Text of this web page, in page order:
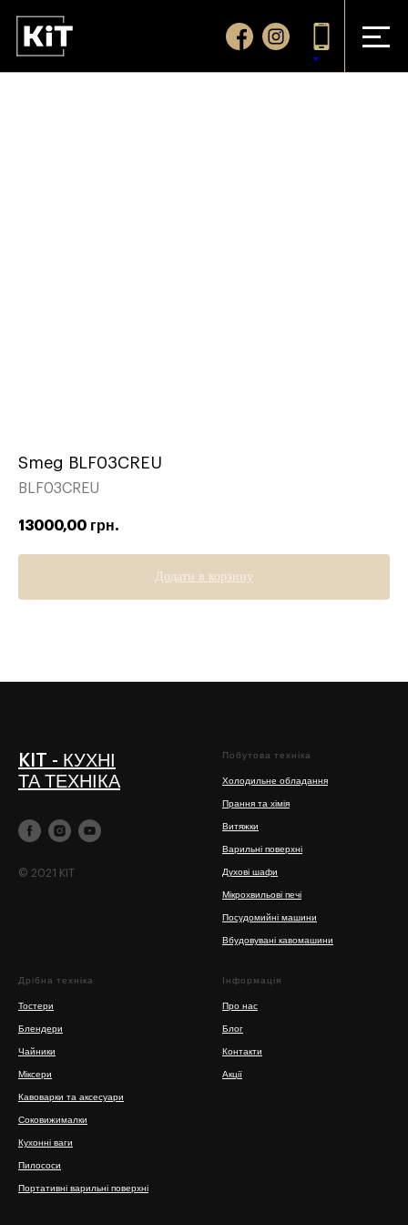
Smeg BLF03CREU
BLF03CREU
13000,00 грн.
Додати в корзину
KIT - КУХНІ
ТА ТЕХНІКА
© 2021 KIT
Побутова техніка
Холодильне обладання
Прання та хімія
Витяжки
Варильні поверхні
Духові шафи
Мікрохвильові печі
Посудомийні машини
Вбудовувані кавомашини
Дрібна техніка
Тостери
Блендери
Чайники
Міксери
Кавоварки та аксесуари
Соковижималки
Кухонні ваги
Пилососи
Портативні варильні поверхні
Інформація
Про нас
Блог
Контакти
Акції